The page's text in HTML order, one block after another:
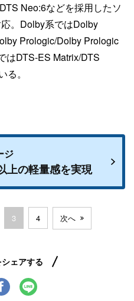
Neo:6などを採用したソ
。Dolby系ではDolby
Prologic/Dolby Prologic
はDTS-ES Matrix/DTS
。
ジ
上の軽量感を実現
3 4 次へ
ェアする